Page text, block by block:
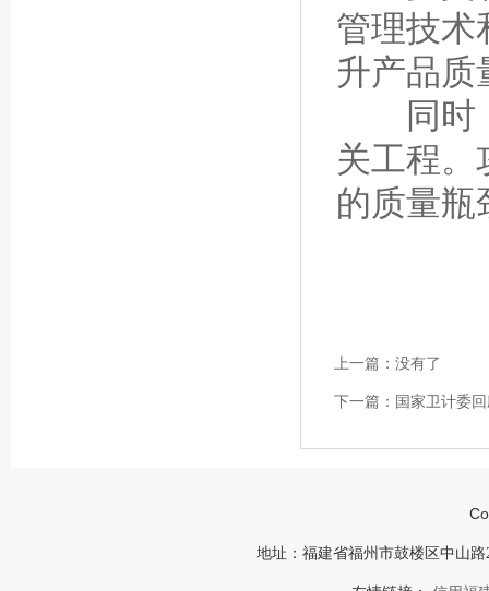
管理技术
升产品质
同时，
关工程。
的质量瓶
上一篇： 没有了
下一篇： 国家卫计委
地址：福建省福州市鼓楼区中山